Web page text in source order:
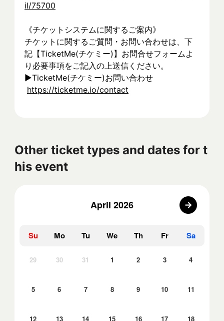
il/75700
《チケットシステムに関するご案内》
チケットに関するご質問・お問い合わせは、下
記【TicketMe(チケミー)】お問合せフォームよ
り必要事項をご記入の上送信ください。
▶︎TicketMe(チケミー)お問い合わせ
https://ticketme.io/contact
Other ticket types and dates for t
his event
April 2026
Su Mo Tu We Th Fr Sa
29 30 31 1 2 3 4
5 6 7 8 9 10 11
12 13 14 15 16 17 18